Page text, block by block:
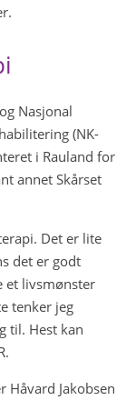
Nasjonal
(NK-
i Rauland for
annet Skårset
Det er lite
det er godt
et livsmønster
tenker jeg
til. Hest kan
Håvard Jakobsen